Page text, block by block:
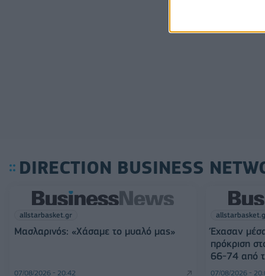
DIRECTION BUSINESS
allstarbasket.gr
Μασλαρινός: «Χάσαμε το μυαλό μας»
07/08/2026 - 20:42
Έχασαν
πρόκριση
66-74 από
07/08/2026 -